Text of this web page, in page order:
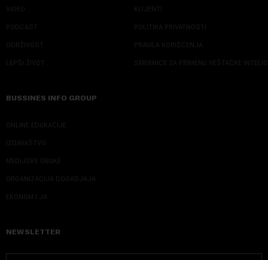
VIDEO
PODCAST
ODRŽIVOST
LEPŠI ŽIVOT
KLIJENTI
POLITIKA PRIVATNOSTI
PRAVILA KORIŠĆENJA
SMERNICE ZA PRIMENU VEŠTAČKE
BUSSINES INFO GROUP
ONLINE EDUKACIJE
IZDAVAŠTVO
MEDIJSKE OBUKE
ORGANIZACIJA DOGADJAJA
EKONOM I JA
NEWSLETTER